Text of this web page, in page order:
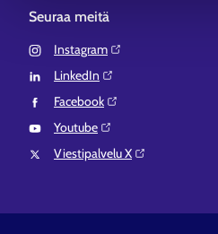
Seuraa meitä
Instagram⁠
LinkedIn⁠
Facebook⁠
Youtube⁠
Viestipalvelu X⁠